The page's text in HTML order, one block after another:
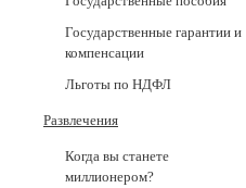
Государственные гарантии и
компенсации
Льготы по НДФЛ
Развлечения
Когда вы станете
миллионером?